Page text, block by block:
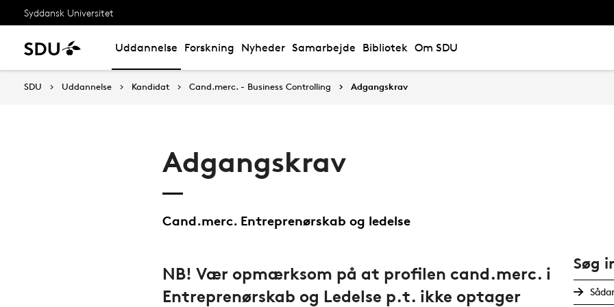
Syddansk Universitet
Uddannelse Forskning Nyheder Samarbejde Bibliotek Om SDU
SDU Uddannelse Kandidat Cand.merc. - Business Controlling Adgangskrav
Adgangskrav
Cand.merc. Entreprenørskab og ledelse
NB! Vær opmærksom på at profilen cand.merc. i
Entreprenørskab og Ledelse p.t. ikke optager
Søg